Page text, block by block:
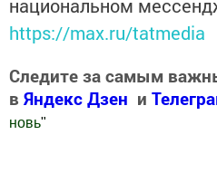
национальном
https://max.ru/tatmedia
Следите за самым
в Яндекс Дзен и
новь"